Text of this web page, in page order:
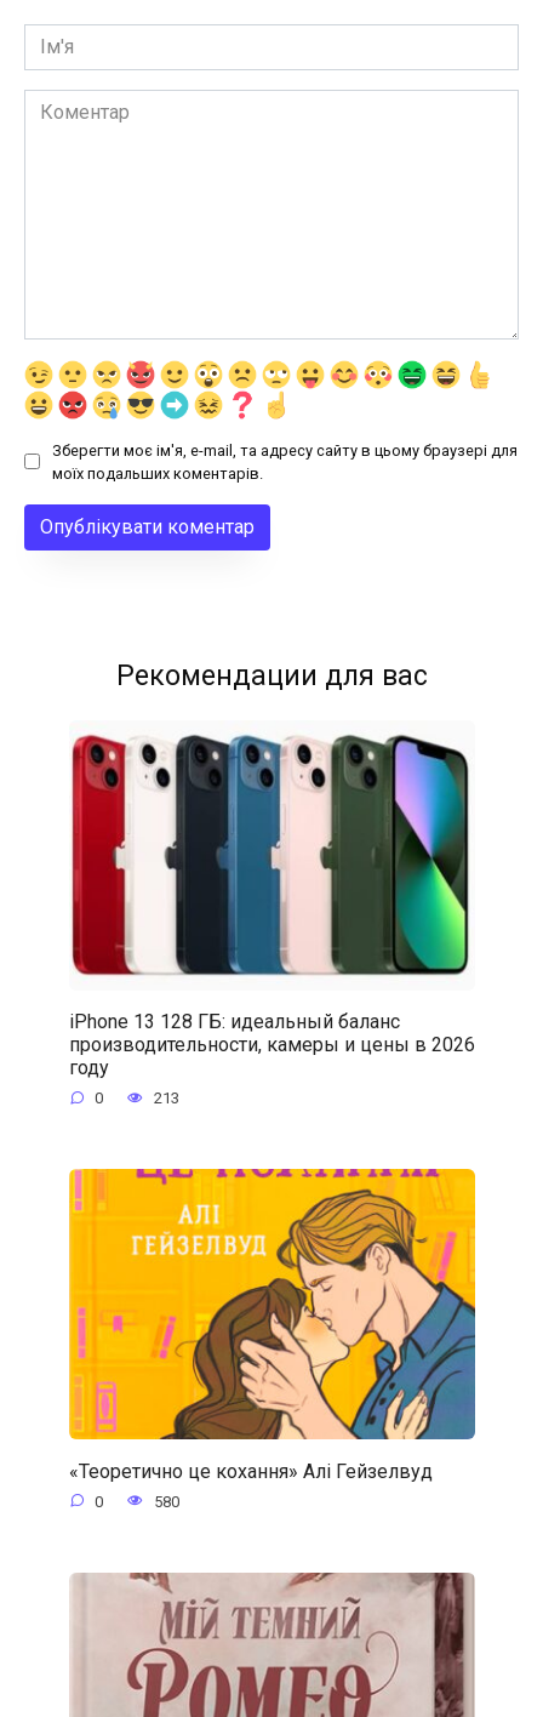
Ім'я
Коментар
Зберегти моє ім'я, e-mail, та адресу сайту в цьому браузері для
моїх подальших коментарів.
Рекомендации для вас
iPhone 13 128 ГБ: идеальный баланс
производительности, камеры и цены в 2026
году
0 213
«Теоретично це кохання» Алі Гейзелвуд
0 580